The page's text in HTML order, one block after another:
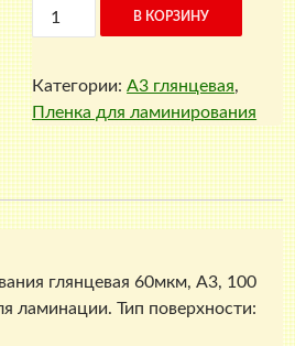
Количество
товара
Пленка
для
ламинирования
А3
глянцевая,
60
мкм.
листов
В КОРЗИНУ
Категории:A3 глянцевая,
Пленка для ламинирования
глянцевая 60мкм, A3, 100
ламинации. Тип поверхности: